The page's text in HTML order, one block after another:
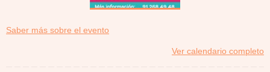
Saber más sobre el eventoabout
Ver calendario completo